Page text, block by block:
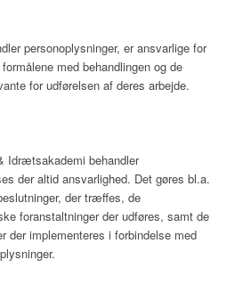
personoplysninger, er ansvarlige for
med behandlingen og de
for udførelsen af deres arbejde.
Idrætsakademi behandler
der altid ansvarlighed. Det gøres bl.a.
der træffes, de
foranstaltninger der udføres, samt de
der implementeres i forbindelse med